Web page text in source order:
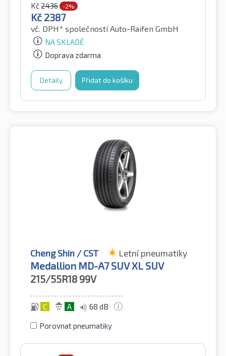
Kč2436 -2%
Kč 2387
vč. DPH* společností Auto-Raifen GmbH
NA SKLADĚ
Doprava zdarma
Detaily Přidat do košíku
Cheng Shin / CST Letní pneumatiky
Medallion MD-A7 SUV XL SUV
215/55R18 99V
C A 68 dB
Porovnat pneumatiky